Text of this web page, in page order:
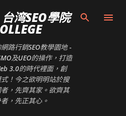
到主要內容
湾SEO學院
路行銷SEO教學園地 -
及UEO的操作，打造
3.0的時代裡面，創
！今之欲明明站於搜
，先齊其家。欲齊其
，先正其心。